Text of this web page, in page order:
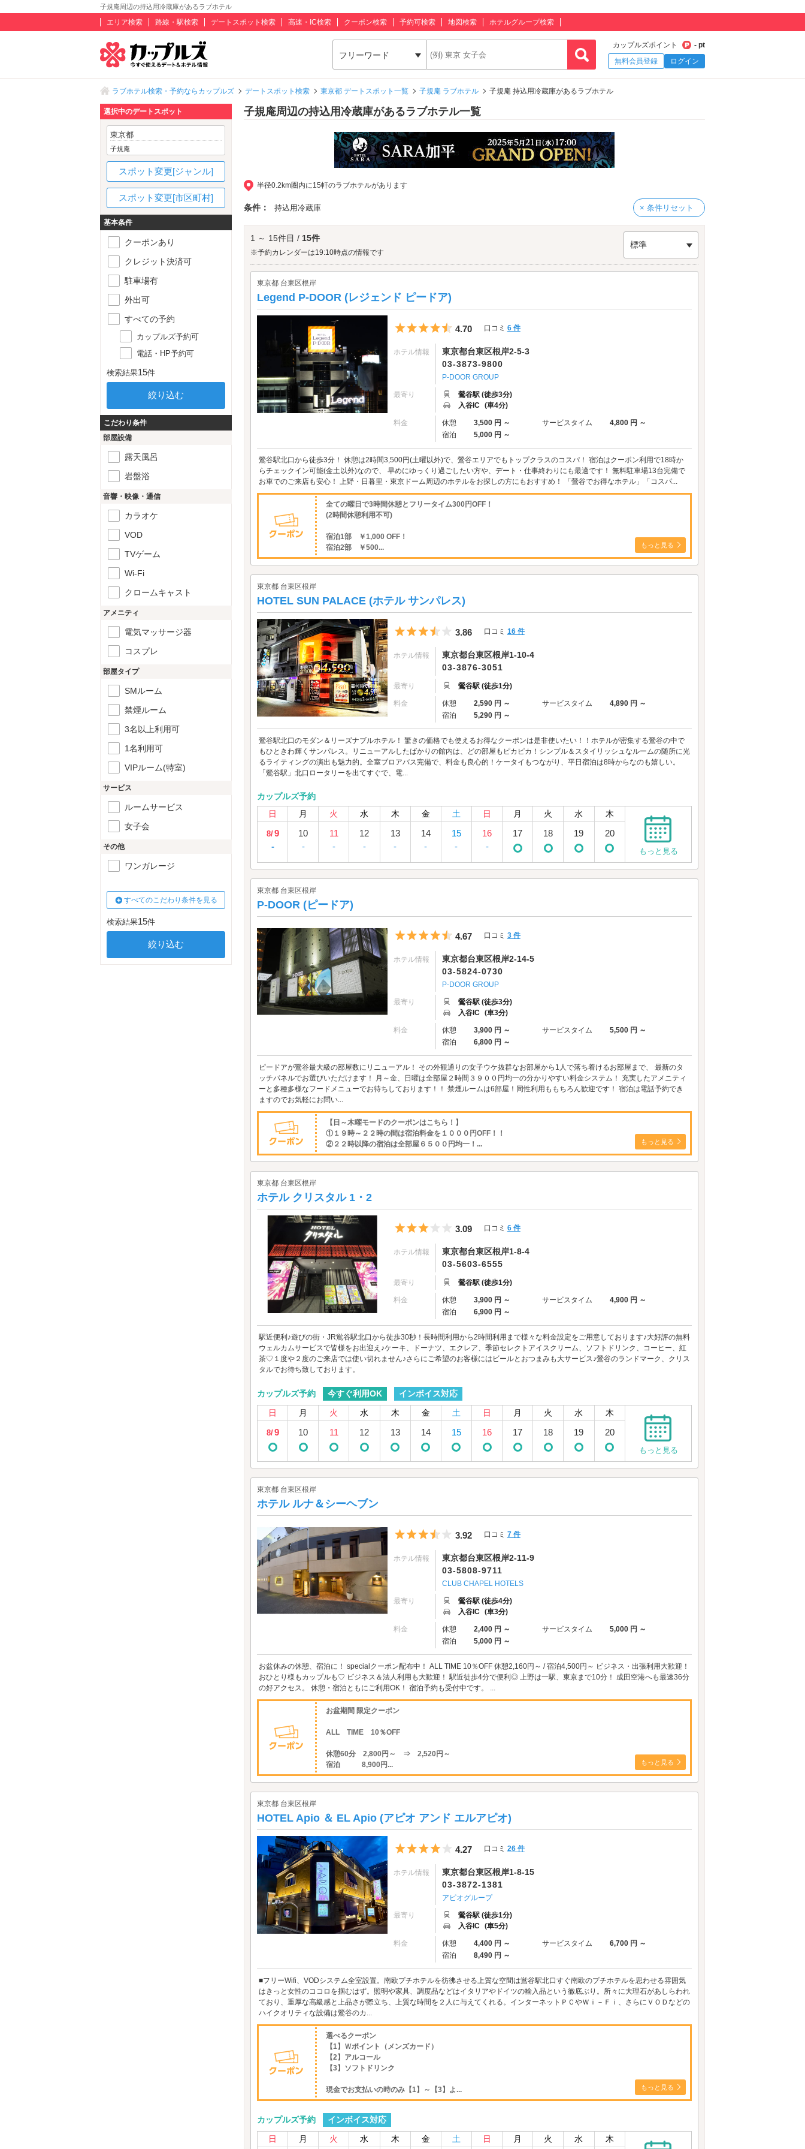
子規庵周辺の持込用冷蔵庫があるラブホテル
エリア検索 路線・駅検索 デートスポット検索 高速・IC検索 クーポン検索 予約可検索 地図検索 ホテルグループ検索
フリーワード
カップルズポイント
- pt
無料会員登録
ログイン
ラブホテル検索・予約ならカップルズ デートスポット検索 東京都 デートスポット一覧 子規庵 ラブホテル 子規庵 持込用冷蔵庫があるラブホテル
子規庵周辺の持込用冷蔵庫があるラブホテル一覧
半径0.2km圏内に15軒のラブホテルがあります
条件： 持込用冷蔵庫 × 条件リセット
1 ～ 15件目 / 15件
※予約カレンダーは19:10時点の情報です
標準
東京都 台東区根岸
Legend P-DOOR (レジェンド ピードア)
5つ星のうち4.5
4.70 口コミ 6 件
ホテル情報
東京都台東区根岸2-5-3
03-3873-9800
P-DOOR GROUP
最寄り
鶯谷駅 (徒歩3分)
入谷IC (車4分)
料金 休憩 3,500 円 ～ サービスタイム
4,800 円 ～
宿泊
5,000 円 ～
鶯谷駅北口から徒歩3分！ 休憩は2時間3,500円(土曜以外)で、鶯谷エリアでもトップクラスのコスパ！ 宿泊はクーポン利用で18時か
らチェックイン可能(金土以外)なので、 早めにゆっくり過ごしたい方や、デート・仕事終わりにも最適です！ 無料駐車場13台完備で
お車でのご来店も安心！ 上野・日暮里・東京ドーム周辺のホテルをお探しの方にもおすすめ！ 「鶯谷でお得なホテル」「コスパ...
全ての曜日で3時間休憩とフリータイム300円OFF！
(2時間休憩利用不可)
宿泊1部 ￥1,000 OFF！
宿泊2部 ￥500...
もっと見る
東京都 台東区根岸
HOTEL SUN PALACE (ホテル サンパレス)
5つ星のうち3.5
3.86 口コミ 16 件
ホテル情報
東京都台東区根岸1-10-4
03-3876-3051
最寄り 鶯谷駅 (徒歩1分)
料金 休憩 2,590 円 ～ サービスタイム
4,890 円 ～
宿泊
5,290 円 ～
鶯谷駅北口のモダン＆リーズナブルホテル！ 驚きの価格でも使えるお得なクーポンは是非使いたい！！ホテルが密集する鶯谷の中で
もひときわ輝くサンパレス。リニューアルしたばかりの館内は、どの部屋もピカピカ！シンプル＆スタイリッシュなルームの随所に光
るライティングの演出も魅力的。全室ブロアバス完備で、料金も良心的！ケータイもつながり、平日宿泊は8時からなのも嬉しい。
「鶯谷駅」北口ロータリーを出てすぐで、電...
カップルズ予約
日
月 火 水 木 金 土 日 月 火 水 木
8/9
-
10
-
11
-
12
-
13
-
14
-
15
-
16
-
17 18 19 20
もっと見る
東京都 台東区根岸
P-DOOR (ピードア)
5つ星のうち4.5
4.67 口コミ 3 件
ホテル情報
東京都台東区根岸2-14-5
03-5824-0730
P-DOOR GROUP
最寄り
鶯谷駅 (徒歩3分)
入谷IC (車3分)
料金 休憩 3,900 円 ～ サービスタイム
5,500 円 ～
宿泊
6,800 円 ～
ピードアが鶯谷最大級の部屋数にリニューアル！ その外観通りの女子ウケ抜群なお部屋から1人で落ち着けるお部屋まで、 最新のタ
ッチパネルでお選びいただけます！ 月～金、日曜は全部屋２時間３９００円均一の分かりやすい料金システム！ 充実したアメニティ
ーと多種多様なフードメニューでお待ちしております！！ 禁煙ルームは6部屋！同性利用ももちろん歓迎です！ 宿泊は電話予約でき
ますのでお気軽にお問い...
【日～木曜モードのクーポンはこちら！】
①１９時～２２時の間は宿泊料金を１０００円OFF！！
②２２時以降の宿泊は全部屋６５００円均一！...
もっと見る
東京都 台東区根岸
ホテル クリスタル 1・2
5つ星のうち3
3.09 口コミ 6 件
ホテル情報
東京都台東区根岸1-8-4
03-5603-6555
最寄り 鶯谷駅 (徒歩1分)
料金 休憩 3,900 円 ～ サービスタイム
4,900 円 ～
宿泊
6,900 円 ～
駅近便利♪遊びの街・JR鴬谷駅北口から徒歩30秒！長時間利用から2時間利用まで様々な料金設定をご用意しております♪大好評の無料
ウェルカムサービスで皆様をお出迎え♪ケーキ、ドーナツ、エクレア、季節セレクトアイスクリーム、ソフトドリンク、コーヒー、紅
茶♡１度や２度のご来店では使い切れません♪さらにご希望のお客様にはビールとおつまみも大サービス♪鶯谷のランドマーク、クリス
タルでお待ち致しております。
カップルズ予約 今すぐ利用OK
インボイス対応
日
月 火 水 木 金 土 日 月 火 水 木
8/9 10 11 12 13 14 15 16 17 18 19 20
もっと見る
東京都 台東区根岸
ホテル ルナ＆シーヘブン
5つ星のうち3.5
3.92 口コミ 7 件
ホテル情報
東京都台東区根岸2-11-9
03-5808-9711
CLUB CHAPEL HOTELS
最寄り
鶯谷駅 (徒歩4分)
入谷IC (車3分)
料金 休憩 2,400 円 ～ サービスタイム
5,000 円 ～
宿泊
5,000 円 ～
お盆休みの休憩、宿泊に！ specialクーポン配布中！ ALL TIME 10％OFF 休憩2,160円～ / 宿泊4,500円～ ビジネス・出張利用大歓迎！
おひとり様もカップルも♡ ビジネス＆法人利用も大歓迎！ 駅近徒歩4分で便利◎ 上野は一駅、東京まで10分！ 成田空港へも最速36分
の好アクセス。 休憩・宿泊ともにご利用OK！ 宿泊予約も受付中です。 ...
お盆期間 限定クーポン
ALL TIME 10％OFF
休憩60分 2,800円～ ⇒ 2,520円～
宿泊 8,900円...
もっと見る
東京都 台東区根岸
HOTEL Apio ＆ EL Apio (アピオ アンド エルアピオ)
5つ星のうち4
4.27 口コミ 26 件
ホテル情報
東京都台東区根岸1-8-15
03-3872-1381
アピオグループ
最寄り
鶯谷駅 (徒歩1分)
入谷IC (車5分)
料金 休憩 4,400 円 ～ サービスタイム
6,700 円 ～
宿泊
8,490 円 ～
■フリーWifi、VODシステム全室設置。南欧プチホテルを彷彿させる上質な空間は鴬谷駅北口すぐ南欧のプチホテルを思わせる雰囲気
はきっと女性のココロを掴むはず。照明や家具、調度品などはイタリアやドイツの輸入品という徹底ぶり。所々に大理石があしらわれ
ており、重厚な高級感と上品さが際立ち、上質な時間を２人に与えてくれる。インターネットＰＣやＷｉ－Ｆｉ、さらにＶＯＤなどの
ハイクオリティな設備は鶯谷のカ...
選べるクーポン
【1】Ｗポイント（メンズカード）
【2】アルコール
【3】ソフトドリンク
現金でお支払いの時のみ【1】～【3】よ... もっと見る
カップルズ予約
インボイス対応
日
月 火 水 木 金 土 日 月 火 水 木
選択中のデートスポット
東京都
子規庵
スポット変更[ジャンル]
スポット変更[市区町村]
基本条件
クーポンあり
クレジット決済可
駐車場有
外出可
すべての予約
カップルズ予約可
電話・HP予約可
検索結果15件
こだわり条件
部屋設備
露天風呂
岩盤浴
音響・映像・通信
カラオケ
VOD
TVゲーム
Wi-Fi
クロームキャスト
アメニティ
電気マッサージ器
コスプレ
部屋タイプ
SMルーム
禁煙ルーム
3名以上利用可
1名利用可
VIPルーム(特室)
サービス
ルームサービス
女子会
その他
ワンガレージ
すべてのこだわり条件を見る
検索結果15件